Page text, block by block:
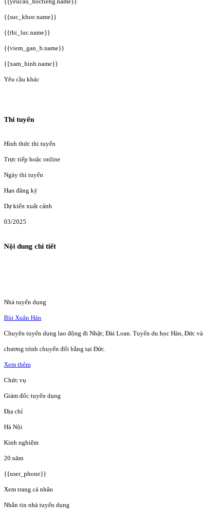
{{suc_khoe.name}}
{{thi_luc.name}}
{{viem_gan_b.name}}
{{xam_hinh.name}}
Yêu cầu khác
Thi tuyển
Hình thức thi tuyển
Trực tiếp hoặc online
Ngày thi tuyển
Hạn đăng ký
Dự kiến xuất cảnh
03/2025
Nội dung chi tiết
Nhà tuyển dụng
Bùi Xuân Hán
Chuyên tuyển dụng lao động đi Nhật; Đài Loan. Tuyển du học Hàn, Đức và
chương trình chuyển đổi bằng tại Đức.
Xem thêm
Chức vụ
Giám đốc tuyển dụng
Địa chỉ
Hà Nội
Kinh nghiệm
20 năm
{{user_phone}}
Xem trang cá nhân
Nhắn tin nhà tuyển dụng